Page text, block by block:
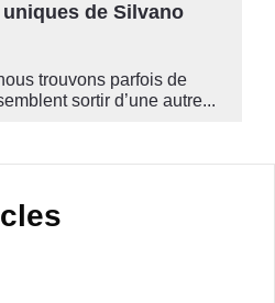
de Silvano
trouvons parfois de
sortir d’une autre...